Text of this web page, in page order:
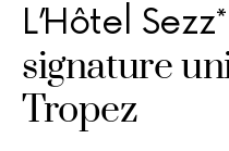
L’Hôtel
signature
Tropez